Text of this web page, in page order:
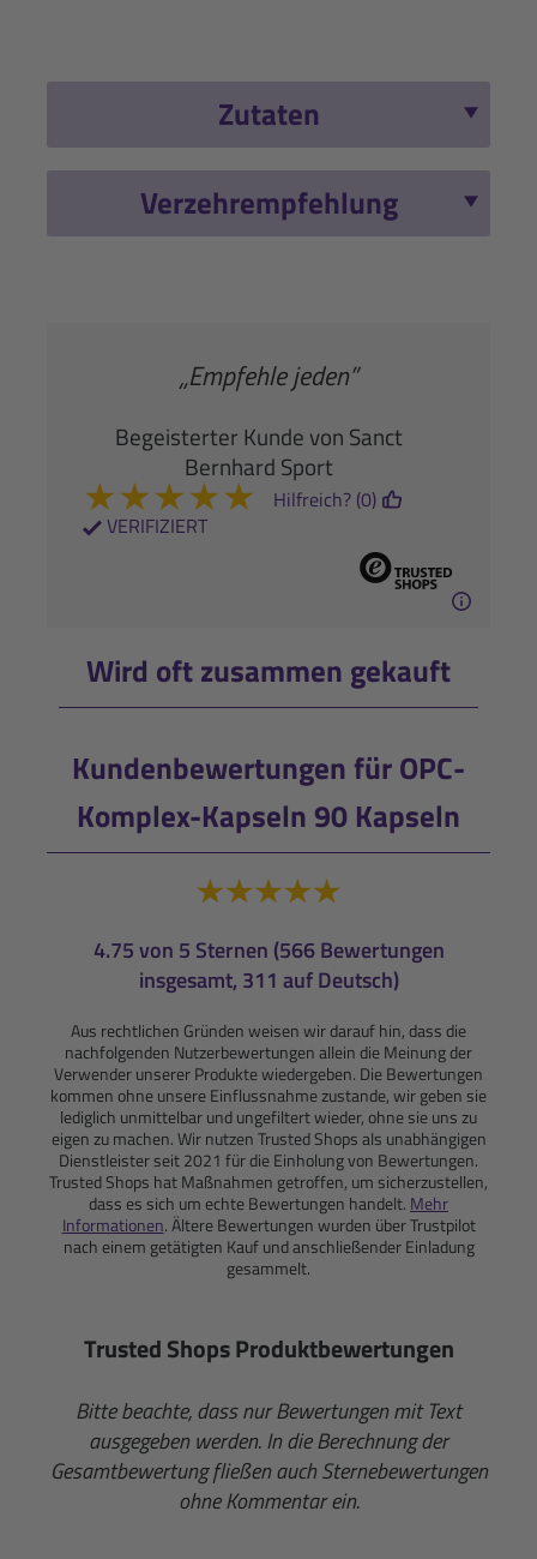
Zutaten
Verzehrempfehlung
„Empfehle jeden”
Begeisterter Kunde von Sanct
Bernhard Sport
★★★★★
VERIFIZIERT
Hilfreich? (0)
Wird oft zusammen gekauft
Kundenbewertungen für OPC-
Komplex-Kapseln 90 Kapseln
4.75 von 5 Sternen (566 Bewertungen
insgesamt, 311 auf Deutsch)
Aus rechtlichen Gründen weisen wir darauf hin, dass die
nachfolgenden Nutzerbewertungen allein die Meinung der
Verwender unserer Produkte wiedergeben. Die Bewertungen
kommen ohne unsere Einflussnahme zustande, wir geben sie
lediglich unmittelbar und ungefiltert wieder, ohne sie uns zu
eigen zu machen. Wir nutzen Trusted Shops als unabhängigen
Dienstleister seit 2021 für die Einholung von Bewertungen.
Trusted Shops hat Maßnahmen getroffen, um sicherzustellen,
dass es sich um echte Bewertungen handelt. Mehr
Informationen. Ältere Bewertungen wurden über Trustpilot
nach einem getätigten Kauf und anschließender Einladung
gesammelt.
Trusted Shops Produktbewertungen
Bitte beachte, dass nur Bewertungen mit Text
ausgegeben werden. In die Berechnung der
Gesamtbewertung fließen auch Sternebewertungen
ohne Kommentar ein.